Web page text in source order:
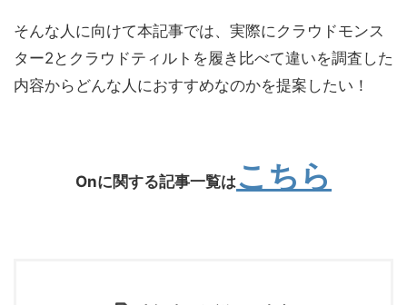
そんな人に向けて本記事では、実際にクラウドモンス
ター2とクラウドティルトを履き比べて違いを調査した
内容からどんな人におすすめなのかを提案したい！
Onに関する記事一覧はこちら